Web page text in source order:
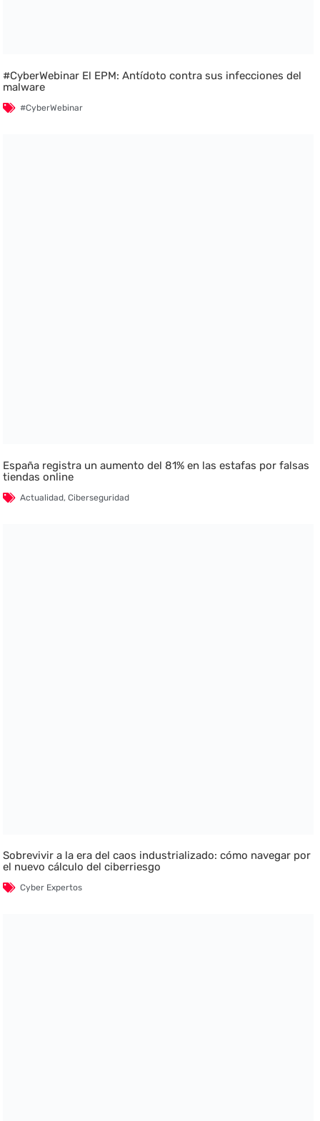
#CyberWebinar El EPM: Antídoto contra sus infecciones del
malware
#CyberWebinar
España registra un aumento del 81% en las estafas por falsas
tiendas online
Actualidad,Ciberseguridad
Sobrevivir a la era del caos industrializado: cómo navegar por
el nuevo cálculo del ciberriesgo
Cyber Expertos